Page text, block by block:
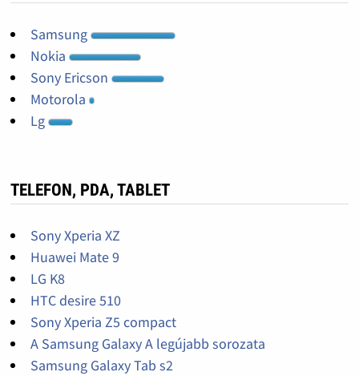
Samsung
Nokia
Sony Ericson
Motorola
Lg
TELEFON, PDA, TABLET
Sony Xperia XZ
Huawei Mate 9
LG K8
HTC desire 510
Sony Xperia Z5 compact
A Samsung Galaxy A legújabb sorozata
Samsung Galaxy Tab s2